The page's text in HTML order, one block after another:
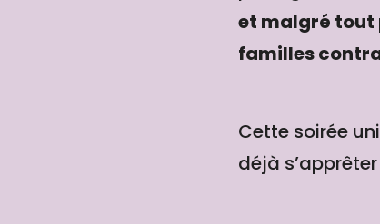
et malgré tout
familles
Cette soirée
déjà